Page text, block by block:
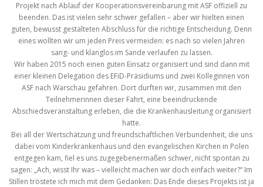
Projekt nach Ablauf der Kooperationsvereinbarung mit ASF offiziell zu
beenden. Das ist vielen sehr schwer gefallen – aber wir hielten einen
guten, bewusst gestalteten Abschluss für die richtige Entscheidung. Denn
eines wollten wir um jeden Preis vermeiden: es nach so vielen Jahren
sang- und klanglos im Sande verlaufen zu lassen.
Wir haben 2015 noch einen guten Einsatz organisiert und sind dann mit
einer kleinen Delegation des EFiD-Präsidiums und zwei Kolleginnen von
ASF nach Warschau gefahren. Dort durften wir, zusammen mit den
Teilnehmerinnen dieser Fahrt, eine beeindruckende
Abschiedsveranstaltung erleben, die die Krankenhausleitung organisiert
hatte.
Bei all der Wertschätzung und freundschaftlichen Verbundenheit, die uns
dabei vom Kinderkrankenhaus und den evangelischen Kirchen in Polen
entgegen kam, fiel es uns zugegebenermaßen schwer, nicht spontan zu
sagen: „Ach, wisst Ihr was – vielleicht machen wir doch einfach weiter?“ Im
Stillen tröstete ich mich mit dem Gedanken: Das Ende dieses Projekts ist ja